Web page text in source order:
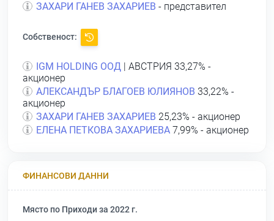
ЗАХАРИ ГАНЕВ ЗАХАРИЕВ - представител
Собственост:
IGM HOLDING ООД | АВСТРИЯ 33,27% -
акционер
АЛЕКСАНДЪР БЛАГОЕВ ЮЛИЯНОВ 33,22% -
акционер
ЗАХАРИ ГАНЕВ ЗАХАРИЕВ 25,23% - акционер
ЕЛЕНА ПЕТКОВА ЗАХАРИЕВА 7,99% - акционер
ФИНАНСОВИ ДАННИ
Място по Приходи за 2022 г.